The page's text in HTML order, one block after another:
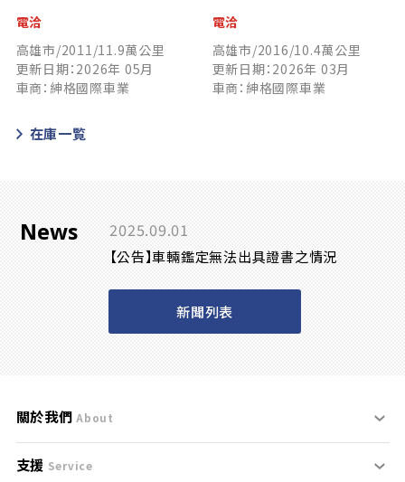
電洽
高雄市/2011/11.9萬公里
更新日期：2026年 05月
車商：紳格國際車業
電洽
高雄市/2016/10.4萬公里
更新日期：2026年 03月
車商：紳格國際車業
在庫一覧
News 2025.09.01
【公告】車輛鑑定無法出具證書之情況
新聞列表
關於我們 About
刊登規範
支援 Service